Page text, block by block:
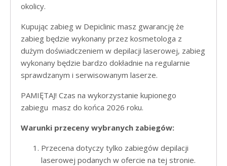
okolicy.
Kupując zabieg w Depiclinic masz gwarancję że
zabieg będzie wykonany przez kosmetologa z
dużym doświadczeniem w depilacji laserowej, zabieg
wykonany będzie bardzo dokładnie na regularnie
sprawdzanym i serwisowanym laserze.
PAMIĘTAJ! Czas na wykorzystanie kupionego
zabiegu masz do końca 2026 roku.
Warunki przeceny wybranych zabiegów:​
Przecena dotyczy tylko zabiegów depilacji
laserowej podanych w ofercie na tej stronie.​